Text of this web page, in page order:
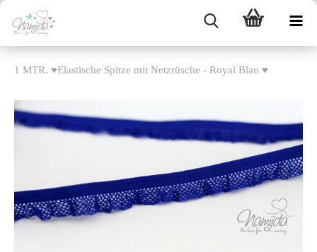
1 MTR. ♥Elastische Spitze mit Netzrüsche - Royal Blau ♥